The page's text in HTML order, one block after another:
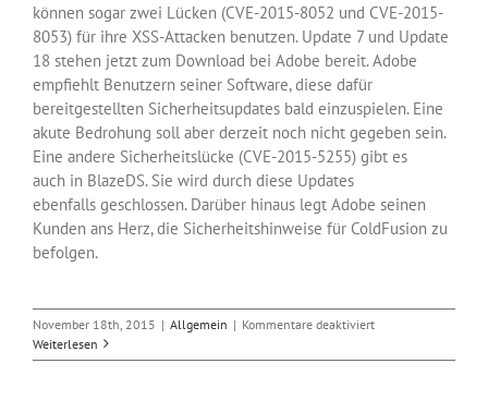
können sogar zwei Lücken (CVE-2015-8052 und CVE-2015-
8053) für ihre XSS-Attacken benutzen. Update 7 und Update
18 stehen jetzt zum Download bei Adobe bereit. Adobe
empfiehlt Benutzern seiner Software, diese dafür
bereitgestellten Sicherheitsupdates bald einzuspielen. Eine
akute Bedrohung soll aber derzeit noch nicht gegeben sein.
Eine andere Sicherheitslücke (CVE-2015-5255) gibt es
auch in BlazeDS. Sie wird durch diese Updates
ebenfalls geschlossen. Darüber hinaus legt Adobe seinen
Kunden ans Herz, die Sicherheitshinweise für ColdFusion zu
befolgen.
November 18th, 2015 | Allgemein | Kommentare deaktiviertfür
für
Weiterlesen